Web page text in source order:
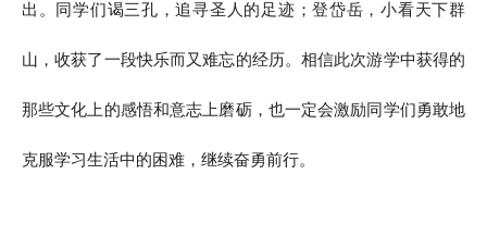
出。同学们谒三孔，追寻圣人的足迹；登岱岳，小看天下群
山，收获了一段快乐而又难忘的经历。相信此次游学中获得的
那些文化上的感悟和意志上磨砺，也一定会激励同学们勇敢地
克服学习生活中的困难，继续奋勇前行。